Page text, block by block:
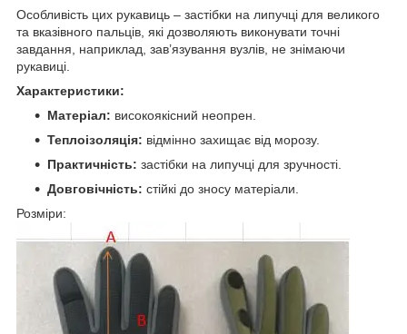
Особливість цих рукавиць – застібки на липучці для великого
та вказівного пальців, які дозволяють виконувати точні
завдання, наприклад, зав’язування вузлів, не знімаючи
рукавиці.
Характеристики:
Матеріал: високоякісний неопрен.
Теплоізоляція: відмінно захищає від морозу.
Практичність: застібки на липучці для зручності.
Довговічність: стійкі до зносу матеріали.
Розміри: